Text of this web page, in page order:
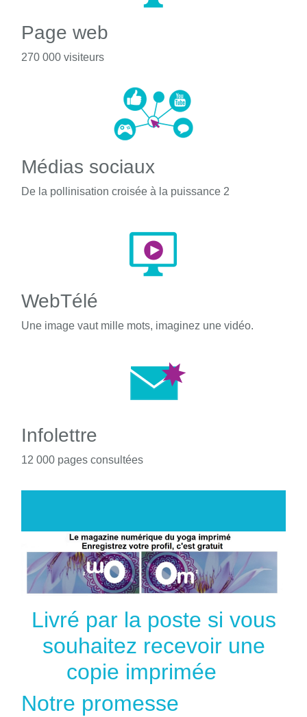
Page web
270 000 visiteurs
Médias sociaux
De la pollinisation croisée à la puissance 2
WebTélé
Une image vaut mille mots, imaginez une vidéo.
Infolettre
12 000 pages consultées
Livré par la poste si vous
souhaitez recevoir une
copie imprimée
Notre promesse